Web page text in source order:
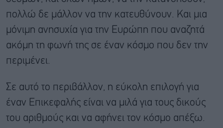
πολλώ δε μάλλον να την κατευθύνουν. Και μια
μόνιμη ανησυχία για την Ευρώπη που αναζητά
ακόμη τη φωνή της σε έναν κόσμο που δεν την
περιμένει.
Σε αυτό το περιβάλλον, η εύκολη επιλογή για
έναν Επικεφαλής είναι να μιλά για τους δικούς
του αριθμούς και να αφήνει τον κόσμο απέξω.